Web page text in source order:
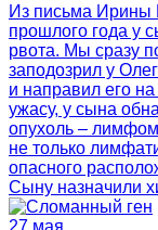
Из письма Ирины
прошлого года у
рвота. Мы сразу
заподозрил у
и направил его
ужасу, у сына
опухоль –
не только
опасного
Сыну назначили
27 мая